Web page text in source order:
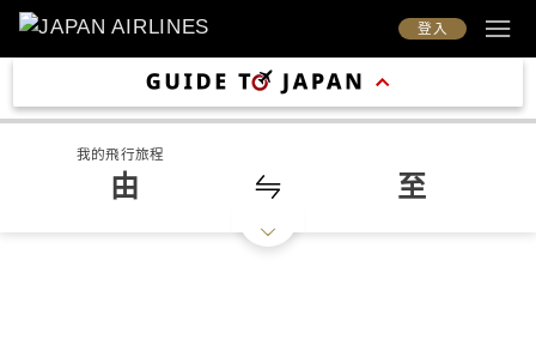
登入
我的飛行旅程
由 至